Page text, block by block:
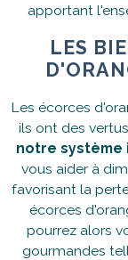
apportant
LES
Les écorces
ils ont des
notre système
vous aider à
favorisant la
écorces
pourrez alors
gourmandes